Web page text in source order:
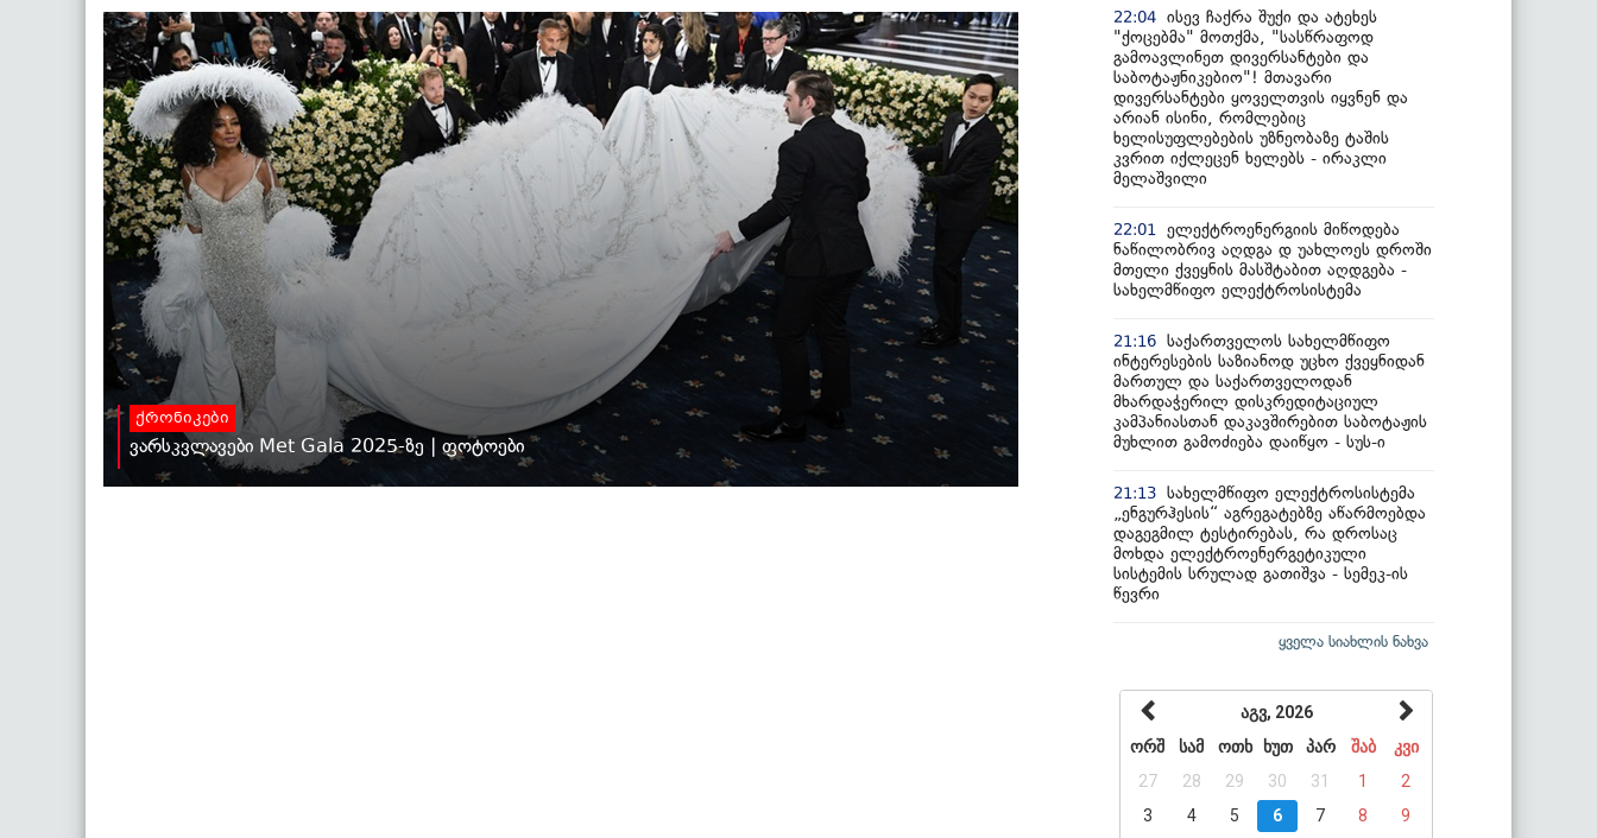
ქრონიკები
ვარსკვლავები Met Gala 2025-ზე | ფოტოები
22:04 ისევ ჩაქრა შუქი და ატეხეს
"ქოცებმა" მოთქმა, "სასწრაფოდ
გამოავლინეთ დივერსანტები და
საბოტაჟნიკებიო"! მთავარი
დივერსანტები ყოველთვის იყვნენ და
არიან ისინი, რომლებიც
ხელისუფლებების უზნეობაზე ტაშის
კვრით იქლეცენ ხელებს - ირაკლი
მელაშვილი
22:01
ელექტროენერგიის მიწოდება
ნაწილობრივ აღდგა დ უახლოეს დროში
მთელი ქვეყნის მასშტაბით აღდგება -
სახელმწიფო ელექტროსისტემა
21:16 საქართველოს სახელმწიფო
ინტერესების საზიანოდ უცხო ქვეყნიდან
მართულ და საქართველოდან
მხარდაჭერილ დისკრედიტაციულ
კამპანიასთან დაკავშირებით საბოტაჟის
მუხლით გამოძიება დაიწყო - სუს-ი
21:13 სახელმწიფო ელექტროსისტემა
„ენგურჰესის“ აგრეგატებზე აწარმოებდა
დაგეგმილ ტესტირებას, რა დროსაც
მოხდა ელექტროენერგეტიკული
სისტემის სრულად გათიშვა - სემეკ-ის
წევრი
ყველა სიახლის ნახვა
აგვ, 2026
ორშ
სამ ოთხ ხუთ პარ შაბ
კვი
27
28 29 30 31 1
2
3
4 5 6 7 8
9